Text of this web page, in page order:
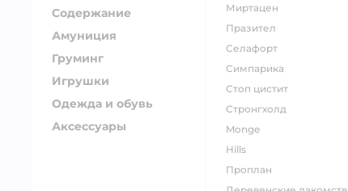
Содержание
Амуниция
Груминг
Игрушки
Одежда и обувь
Аксессуары
миртацен
празител
селафорт
симпарика
стоп цистит
стронгхолд
monge
hills
проплан